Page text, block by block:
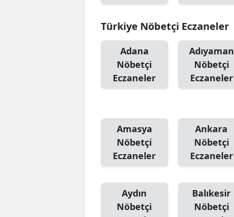
Türkiye Nöbetçi Eczaneler
Adana
Nöbetçi
Eczaneler
Adıyaman
Nöbetçi
Eczaneler
Amasya
Nöbetçi
Eczaneler
Ankara
Nöbetçi
Eczaneler
Aydın
Nöbetçi
Balıkesir
Nöbetçi